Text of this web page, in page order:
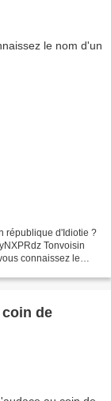
république d'Idiotie ?
Tonvoisin
connaissez le
de